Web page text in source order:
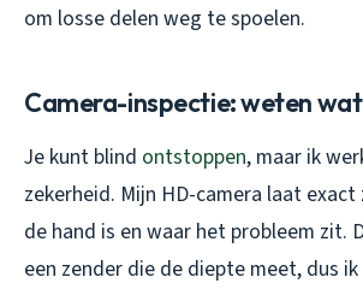
om losse delen weg te spoelen.
Camera-inspectie: weten
Je kunt blind ontstoppen, maar ik
zekerheid. Mijn HD-camera laat
de hand is en waar het probleem zit.
een zender die de diepte meet, dus